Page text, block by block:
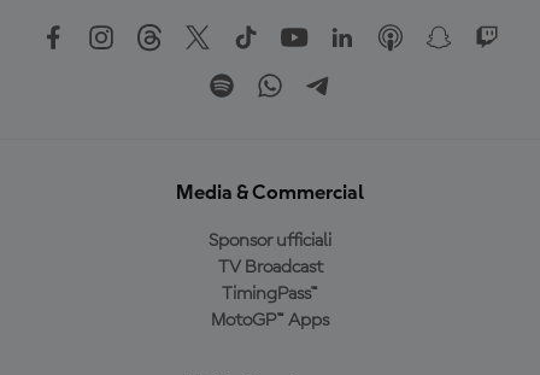
Media & Commercial
Sponsor ufficiali
TV Broadcast
TimingPass™
MotoGP™ Apps